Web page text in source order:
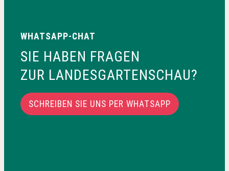
WHATSAPP-CHAT
SIE HABEN FRAGEN
ZUR LANDESGARTENSCHAU?
SCHREIBEN SIE UNS PER WHATSAPP